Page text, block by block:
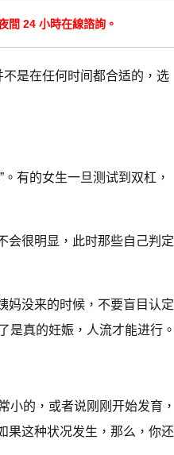
間 24 小時在線諮詢。
是在任何时间都合适的，选
有的女生一旦测试到双杠，
很明显，此时那些自己判定
没来的时候，不要盲目认定
是真的妊娠，人流才能进行。
的，或者说刚刚开始发育，
果这种状况发生，那么，你还